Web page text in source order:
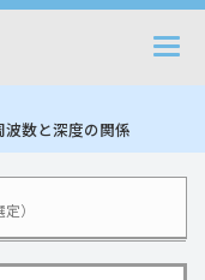
波数と深度の関係
）